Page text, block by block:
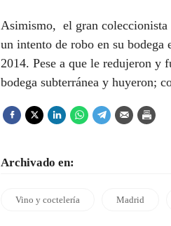
Asimismo, el gran coleccionista
un intento de robo en su
2014. Pese a que le redujeron y
bodega subterránea y huyeron;
Archivado en:
Vino y coctelería Madrid